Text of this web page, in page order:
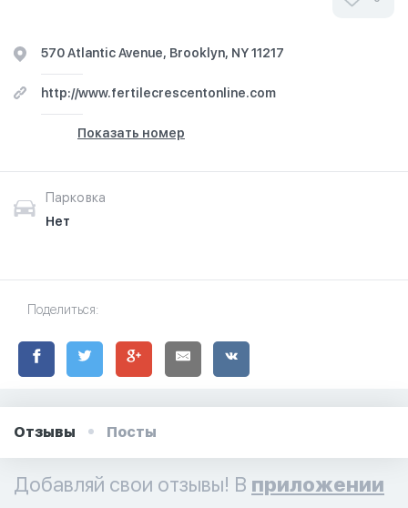
570 Atlantic Avenue, Brooklyn, NY 11217
http://www.fertilecrescentonline.com
Показать номер
Парковка
Нет
Поделиться:
Отзывы Посты
Добавляй свои отзывы! В приложении